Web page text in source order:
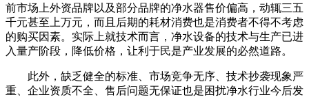
前市场上外资品牌以及部分品牌的净水器售价偏高，动辄三五
千元甚至上万元，而且后期的耗材消费也是消费者不得不考虑
的购买因素。实际上就技术而言，净水设备的技术与生产已进
入量产阶段，降低价格，让利于民是产业发展的必然道路。
此外，缺乏健全的标准、市场竞争无序、技术抄袭现象严
重、企业资质不全、售后问题无保证也是困扰净水行业今后发